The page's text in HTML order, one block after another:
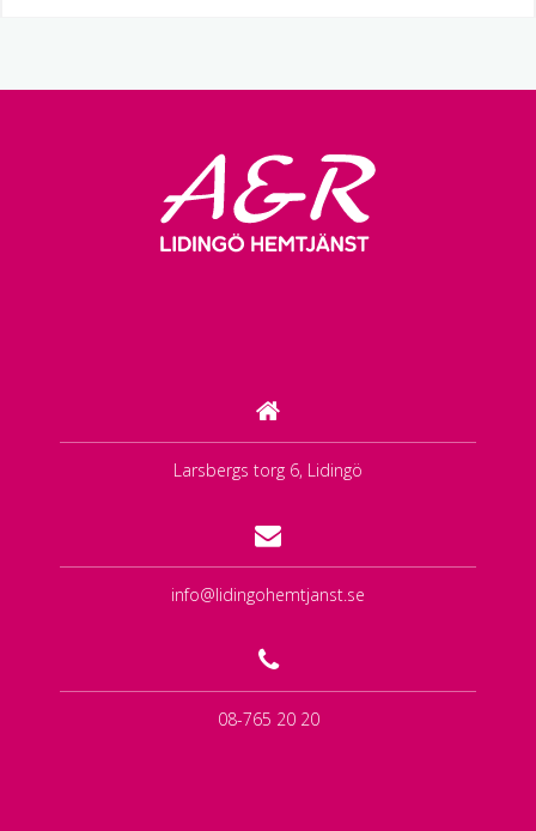
Larsbergs torg 6, Lidingö
info@lidingohemtjanst.se
08-765 20 20